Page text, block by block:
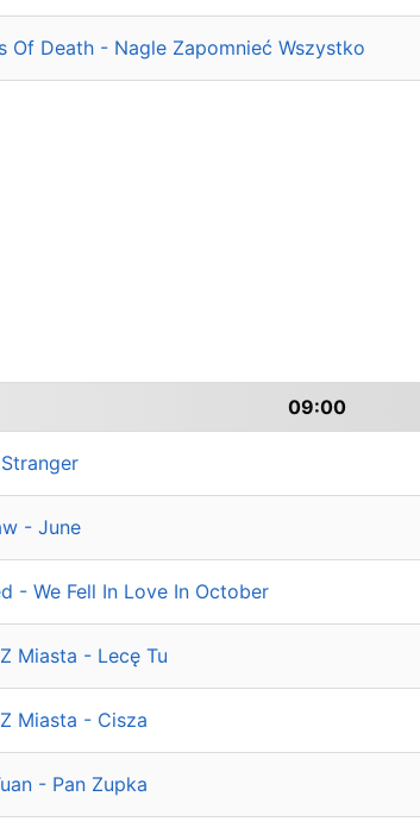
Of Death - Nagle Zapomnieć Wszystko
09:00
- June
- We Fell In Love In October
Miasta - Lecę Tu
Miasta - Cisza
- Pan Zupka